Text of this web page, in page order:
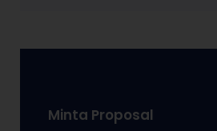
Minta Proposal